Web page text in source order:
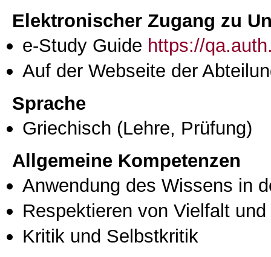
Elektronischer Zugang zu
e-Study Guide https://
Auf der Webseite der
Sprache
Griechisch (Lehre, Prüfung)
Allgemeine Kompetenzen
Anwendung des Wissens in
Respektieren von Vielfalt
Kritik und Selbstkritik